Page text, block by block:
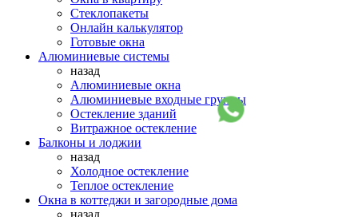
Стеклопакеты
Онлайн калькулятор
Готовые окна
Алюминиевые системы
назад
Алюминиевые окна
Алюминиевые входные группы
Остекление зданий
Витражное остекление
Балконы и лоджии
назад
Холодное остекление
Теплое остекление
Окна в коттеджи и загородные дома